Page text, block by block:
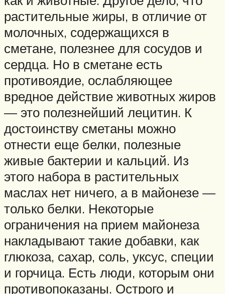
растительные жиры, в отличие от
молочных, содержащихся в
сметане, полезнее для сосудов и
сердца. Но в сметане есть
противоядие, ослабляющее
вредное действие животных жиров
— это полезнейший лецитин. К
достоинству сметаны можно
отнести еще белки, полезные
живые бактерии и кальций. Из
этого набора в растительных
маслах нет ничего, а в майонезе —
только белки. Некоторые
ограничения на прием майонеза
накладывают такие добавки, как
глюкоза, сахар, соль, уксус, специи
и горчица. Есть люди, которым они
противопоказаны. Острого и